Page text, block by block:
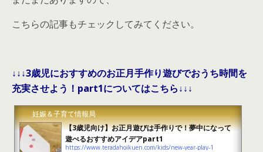
こちらの記事もチェックしてみてください。
↓↓↓3歳児におすすめのお正月手作り遊びでおうち時間を
充実させよう！part1についてはこちら↓↓↓
妊娠＆子育て情報局
【3歳児向け】お正月遊びは手作りで！夢中になって
遊べるおすすめアイデアpart1
https://www.teradahoikuen.com/kids/new-year-play-1